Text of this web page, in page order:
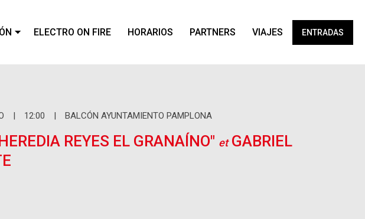
ELECTRO ON FIRE HORARIOS PARTNERS VIAJES ENTRADAS
| 12:00 | BALCÓN AYUNTAMIENTO PAMPLONA
REYES EL GRANAÍNO" etGABRIEL